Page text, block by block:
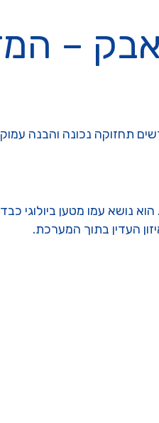
אבק –
תחזוקה נכונה והבנה
נושא עמו מטען ביולוגי
העדין בתוך המערכת.